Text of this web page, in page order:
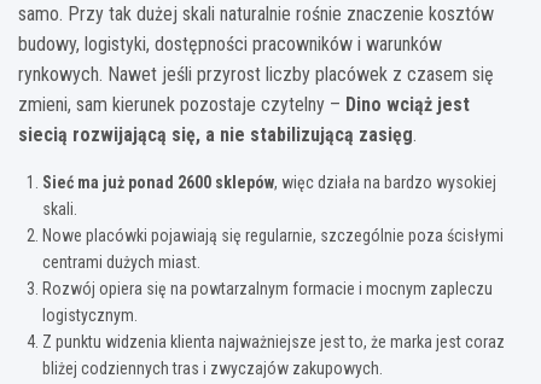
samo. Przy tak dużej skali naturalnie rośnie znaczenie kosztów
budowy, logistyki, dostępności pracowników i warunków
rynkowych. Nawet jeśli przyrost liczby placówek z czasem się
zmieni, sam kierunek pozostaje czytelny – Dino wciąż jest
siecią rozwijającą się, a nie stabilizującą zasięg.
Sieć ma już ponad 2600 sklepów, więc działa na bardzo wysokiej
skali.
Nowe placówki pojawiają się regularnie, szczególnie poza ścisłymi
centrami dużych miast.
Rozwój opiera się na powtarzalnym formacie i mocnym zapleczu
logistycznym.
Z punktu widzenia klienta najważniejsze jest to, że marka jest coraz
bliżej codziennych tras i zwyczajów zakupowych.